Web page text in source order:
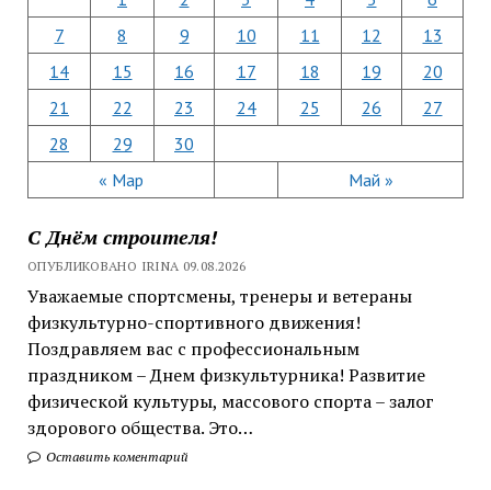
« Мар Май »
7
8 9 10 11 12
13
14
15 16 17 18 19
20
21
22 23 24 25 26
27
28
29 30
С Днём строителя!
ОПУБЛИКОВАНО IRINA 09.08.2026
Уважаемые спортсмены, тренеры и ветераны
физкультурно-спортивного движения!
Поздравляем вас с профессиональным
праздником – Днем физкультурника! Развитие
физической культуры, массового спорта – залог
здорового общества. Это…
Оставить коментарий